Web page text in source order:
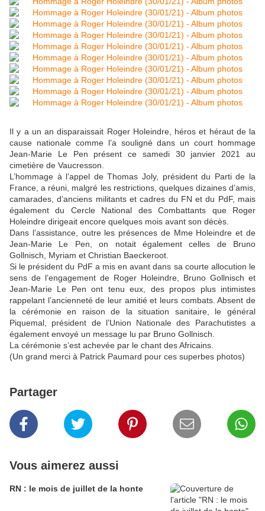
Il y a un an disparaissait Roger Holeindre, héros et héraut de la
cause nationale comme l’a souligné dans un court hommage
Jean-Marie Le Pen présent ce samedi 30 janvier 2021 au
cimetière de Vaucresson.
L’hommage à l’appel de Thomas Joly, président du Parti de la
France, a réuni, malgré les restrictions, quelques dizaines d’amis,
camarades, d’anciens militants et cadres du FN et du PdF, mais
également du Cercle National des Combattants que Roger
Holeindre dirigeait encore quelques mois avant son décès.
Dans l’assistance, outre les présences de Mme Holeindre et de
Jean-Marie Le Pen, on notait également celles de Bruno
Gollnisch, Myriam et Christian Baeckeroot.
Si le président du PdF a mis en avant dans sa courte allocution le
sens de l’engagement de Roger Holeindre, Bruno Gollnisch et
Jean-Marie Le Pen ont tenu eux, des propos plus intimistes
rappelant l’ancienneté de leur amitié et leurs combats. Absent de
la cérémonie en raison de la situation sanitaire, le général
Piquemal, président de l’Union Nationale des Parachutistes a
également envoyé un message lu par Bruno Gollnisch.
La cérémonie s’est achevée par le chant des Africains.
(Un grand merci à Patrick Paumard pour ces superbes photos)
Partager
Vous aimerez aussi
RN : le mois de juillet de la honte